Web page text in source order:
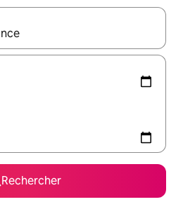
utilisez les flèches vers le
Rechercher